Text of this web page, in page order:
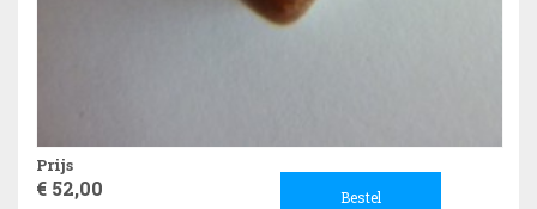
Prijs
€ 52,00 Bestel